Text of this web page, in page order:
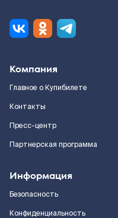
Компания
Главное о Купибилете
Контакты
Пресс-центр
Партнерская программа
Информация
Безопасность
Конфиденциальность